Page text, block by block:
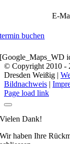
E-
termin buchen
[Google_Maps_WD
© Copyright 2010 -
Dresden Weißig |
Bildnachweis |
Page load link
Vielen Dank!
Wir haben Ihre